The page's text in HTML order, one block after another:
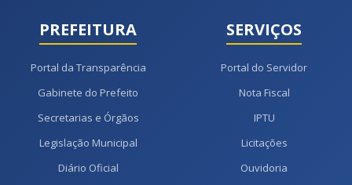
PREFEITURA
Portal da Transparência
Gabinete do Prefeito
Secretarias e Órgãos
Legislação Municipal
Diário Oficial
SERVIÇOS
Portal do Servidor
Nota Fiscal
IPTU
Licitações
Ouvidoria